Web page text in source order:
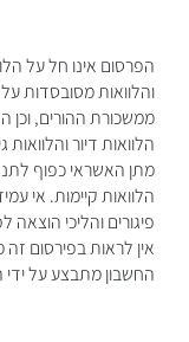
הפרסום אינו חל על
והלוואות מסובסדות
ממשכורת ההורים, וכן
הלוואות דיור והלוואות
מתן האשראי כפוף
הלוואות קיימות. אי
פיגורים והליכי הוצאה
אין לראות בפירסום
החשבון מתבצע על